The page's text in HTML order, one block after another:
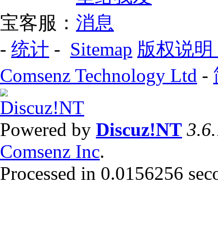
宝客服：
- 统计 - Sitemap 版权说明
Comsenz Technology Ltd -
Powered by Discuz!NT
Comsenz Inc.
Processed in 0.0156256